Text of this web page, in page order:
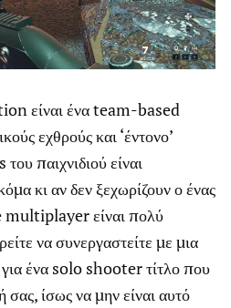
είναι ένα team-based
εχθρούς και ‘έντονο’
παιχνιδιού είναι
κι αν δεν ξεχωρίζουν ο ένας
είναι πολύ
να συνεργαστείτε με μια
ένα solo shooter τίτλο που
ίσως να μην είναι αυτό